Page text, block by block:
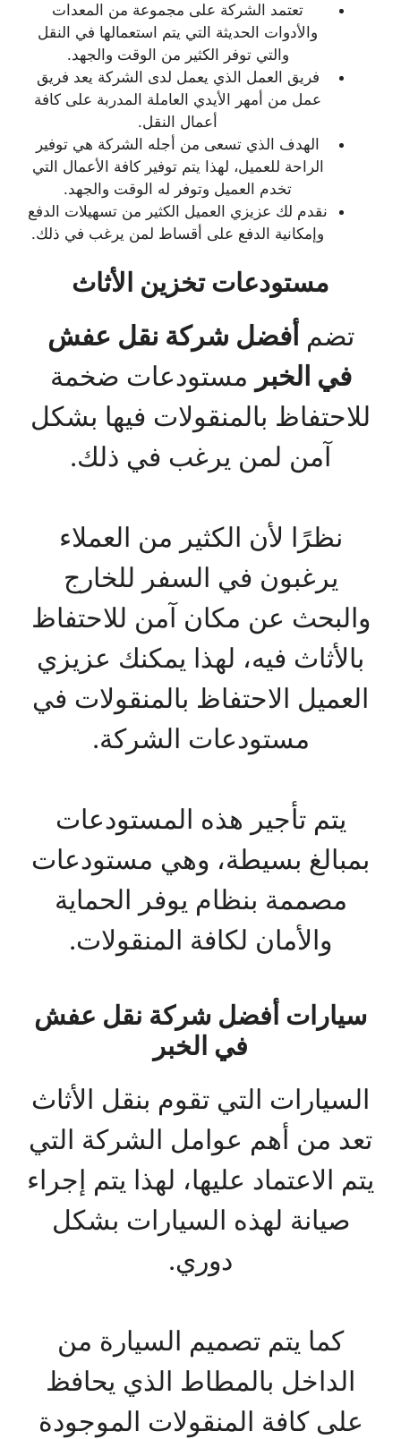
تعتمد الشركة على مجموعة من المعدات
والأدوات الحديثة التي يتم استعمالها في النقل
والتي توفر الكثير من الوقت والجهد.
فريق العمل الذي يعمل لدى الشركة يعد فريق
عمل من أمهر الأيدي العاملة المدربة على كافة
أعمال النقل.
الهدف الذي تسعى من أجله الشركة هي توفير
الراحة للعميل، لهذا يتم توفير كافة الأعمال التي
تخدم العميل وتوفر له الوقت والجهد.
نقدم لك عزيزي العميل الكثير من تسهيلات الدفع
وإمكانية الدفع على أقساط لمن يرغب في ذلك.
مستودعات تخزين الأثاث
تضم أفضل شركة نقل عفش
في الخبر مستودعات ضخمة
للاحتفاظ بالمنقولات فيها بشكل
آمن لمن يرغب في ذلك.
نظرًا لأن الكثير من العملاء
يرغبون في السفر للخارج
والبحث عن مكان آمن للاحتفاظ
بالأثاث فيه، لهذا يمكنك عزيزي
العميل الاحتفاظ بالمنقولات في
مستودعات الشركة.
يتم تأجير هذه المستودعات
بمبالغ بسيطة، وهي مستودعات
مصممة بنظام يوفر الحماية
والأمان لكافة المنقولات.
سيارات أفضل شركة نقل عفش
في الخبر
السيارات التي تقوم بنقل الأثاث
تعد من أهم عوامل الشركة التي
يتم الاعتماد عليها، لهذا يتم إجراء
صيانة لهذه السيارات بشكل
دوري.
كما يتم تصميم السيارة من
الداخل بالمطاط الذي يحافظ
على كافة المنقولات الموجودة